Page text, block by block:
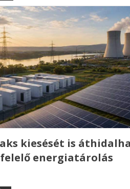
kiesését is
energiatárolás